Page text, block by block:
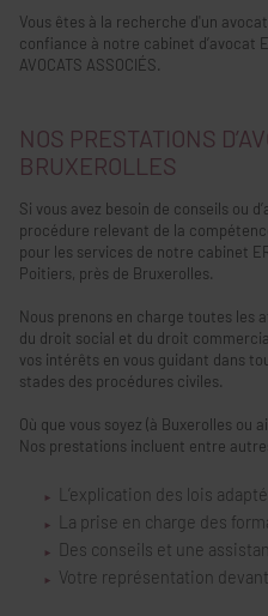
Vous êtes à la recherche d'un
confiance à notre cabinet d’avocat
AVOCATS ASSOCIÉS.
NOS PRESTATIONS
BRUXEROLLES
Si vous avez besoin de conseils ou
procédure relevant de la
pour les services de notre cabinet
Poitiers, près de Bruxerolles.
Nous prenons en charge toutes les
du droit social et du droit
vos intérêts en vous guidant dans
stades des procédures civiles.
Où que vous soyez (à Buxerolles ou
Nos prestations incluent entre
L’explication des lois
La prise en charge des
Des conseils et une
Votre représentation